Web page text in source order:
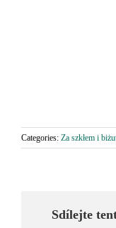
Categories: Za szkłem i
Sdílejte